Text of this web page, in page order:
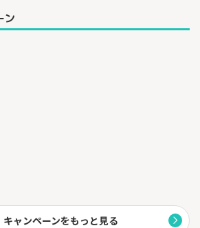
ン
キャンペーンをもっと見る